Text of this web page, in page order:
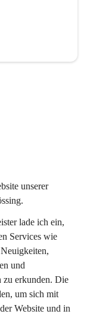
unserer
lade ich ein,
Services wie
und
zu erkunden. Die
um sich mit
Website und in